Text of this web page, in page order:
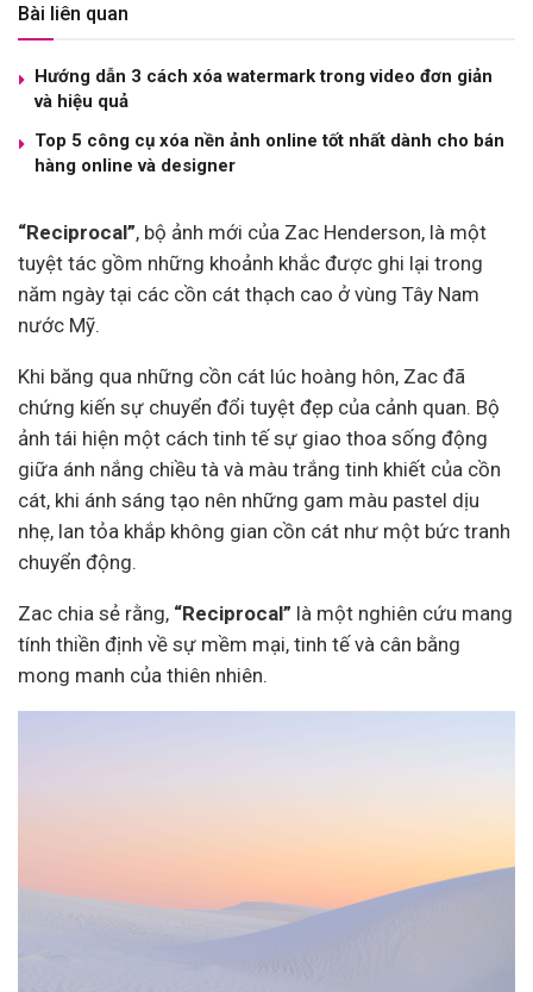
Bài liên quan
Hướng dẫn 3 cách xóa watermark trong video đơn giản
và hiệu quả
Top 5 công cụ xóa nền ảnh online tốt nhất dành cho bán
hàng online và designer
“Reciprocal”, bộ ảnh mới của Zac Henderson, là một
tuyệt tác gồm những khoảnh khắc được ghi lại trong
năm ngày tại các cồn cát thạch cao ở vùng Tây Nam
nước Mỹ.
Khi băng qua những cồn cát lúc hoàng hôn, Zac đã
chứng kiến sự chuyển đổi tuyệt đẹp của cảnh quan. Bộ
ảnh tái hiện một cách tinh tế sự giao thoa sống động
giữa ánh nắng chiều tà và màu trắng tinh khiết của cồn
cát, khi ánh sáng tạo nên những gam màu pastel dịu
nhẹ, lan tỏa khắp không gian cồn cát như một bức tranh
chuyển động.
Zac chia sẻ rằng, “Reciprocal” là một nghiên cứu mang
tính thiền định về sự mềm mại, tinh tế và cân bằng
mong manh của thiên nhiên.